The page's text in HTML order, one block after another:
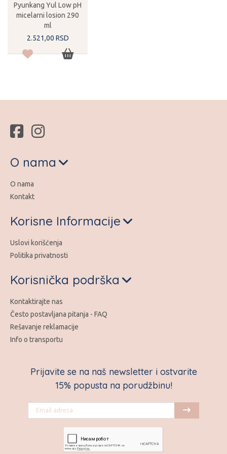
Pyunkang Yul Low pH
micelarni losion 290
ml
2.521,00 RSD
Prijavite se na naš newsletter i ostvarite
15% popusta na porudžbinu!
O nama
O nama
Kontakt
Korisne Informacije
Uslovi korišćenja
Politika privatnosti
Korisnička podrška
Kontaktirajte nas
Često postavljana pitanja - FAQ
Rešavanje reklamacije
Info o transportu